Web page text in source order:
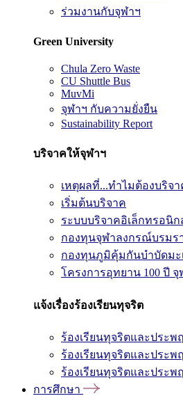
ร่วมงานกับจุฬาฯ
Green University
Chula Zero Waste
CU Shuttle Bus
MuvMi
จุฬาฯ กับความยั่งยืน
Sustainability Report
บริจาคให้จุฬาฯ
เหตุผลที่...ทำไมต้องบริจ
เริ่มต้นบริจาค
ระบบบริจาคอิเล็กทรอนิก
กองทุนจุฬาลงกรณ์บรมร
กองทุนภูมิคุ้มกันบำบัดมะ
โครงการอุทยาน 100 ปี
แจ้งเรื่องร้องเรียนทุจริต
ร้องเรียนทุจริตและประ
ร้องเรียนทุจริตและประ
ร้องเรียนทุจริตและประ
การศึกษา